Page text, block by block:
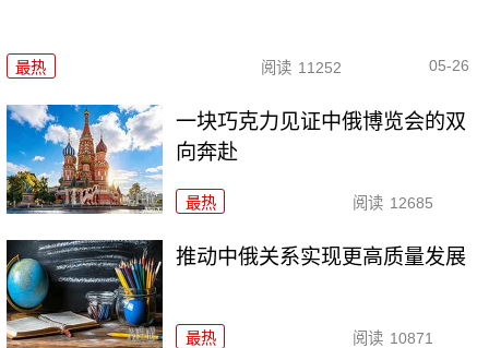
最热 阅读 11252 05-26
一块巧克力见证中俄博览会的双
向奔赴
最热 阅读 12685
推动中俄关系实现更高质量发展
最热 阅读 10871